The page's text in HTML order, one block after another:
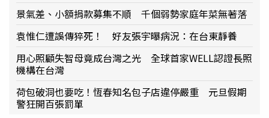
景氣差、小額捐款募集不順 千個弱勢家庭年菜無著落
袁惟仁遭誤傳猝死！ 好友張宇曝病況：在台東靜養
用心照顧失智母竟成台灣之光 全球首家WELL認證長照
機構在台灣
荷包破洞也要吃！恆春知名包子店違停嚴重 元旦假期
警狂開百張罰單